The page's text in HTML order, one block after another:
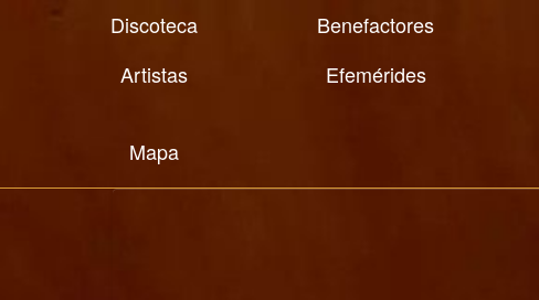
Discoteca Benefactores
Artistas
Efemérides
Mapa